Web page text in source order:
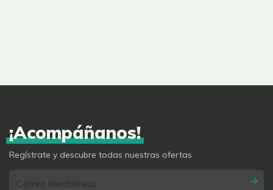
¡Acompáñanos!
Regístrate y descubre todas nuestras ofertas